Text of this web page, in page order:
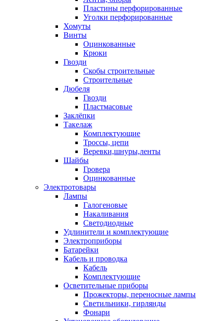
Пластины перфорированные
Уголки перфорированные
Хомуты
Винты
Оцинкованные
Крюки
Гвозди
Скобы строительные
Строительные
Дюбеля
Гвозди
Пластмасовые
Заклёпки
Такелаж
Комплектующие
Троссы, цепи
Веревки,шнуры,ленты
Шайбы
Гровера
Оцинкованные
Электротовары
Лампы
Галогеновые
Накаливания
Светодиодные
Удлинители и комплектующие
Электроприборы
Батарейки
Кабель и проводка
Кабель
Комплектующие
Осветительные приборы
Прожекторы, переносные лампы
Светильники, гирлянды
Фонари